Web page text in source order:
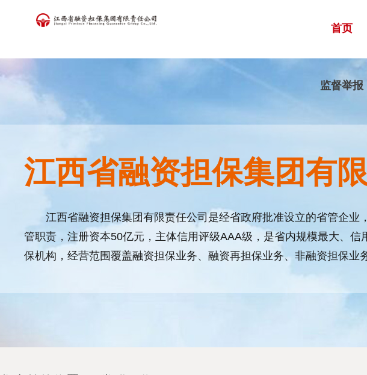
首页
监督举报
江西省融资担保集团有
江西省融资担保集团有限责任公司是经省政府批准设立的省管企业
管职责，注册资本50亿元，主体信用评级AAA级，是省内规模最大、信
保机构，经营范围覆盖融资担保业务、融资再担保业务、非融资担保业